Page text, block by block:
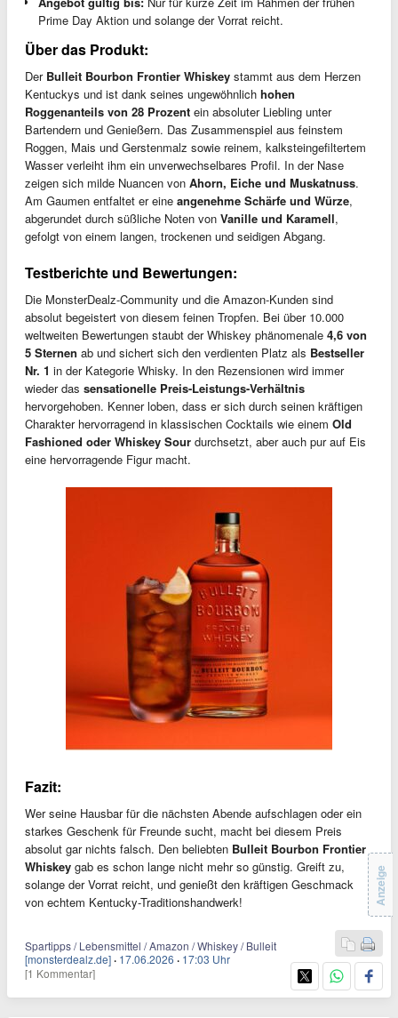
Prime Day Aktion und solange der Vorrat reicht.
Über das Produkt:
Der Bulleit Bourbon Frontier Whiskey stammt aus dem Herzen
Kentuckys und ist dank seines ungewöhnlich hohen
Roggenanteils von 28 Prozent ein absoluter Liebling unter
Bartendern und Genießern. Das Zusammenspiel aus feinstem
Roggen, Mais und Gerstenmalz sowie reinem, kalksteingefiltertem
Wasser verleiht ihm ein unverwechselbares Profil. In der Nase
zeigen sich milde Nuancen von Ahorn, Eiche und Muskatnuss.
Am Gaumen entfaltet er eine angenehme Schärfe und Würze,
abgerundet durch süßliche Noten von Vanille und Karamell,
gefolgt von einem langen, trockenen und seidigen Abgang.
Testberichte und Bewertungen:
Die MonsterDealz-Community und die Amazon-Kunden sind
absolut begeistert von diesem feinen Tropfen. Bei über 10.000
weltweiten Bewertungen staubt der Whiskey phänomenale 4,6 von
5 Sternen ab und sichert sich den verdienten Platz als Bestseller
Nr. 1 in der Kategorie Whisky. In den Rezensionen wird immer
wieder das sensationelle Preis-Leistungs-Verhältnis
hervorgehoben. Kenner loben, dass er sich durch seinen kräftigen
Charakter hervorragend in klassischen Cocktails wie einem Old
Fashioned oder Whiskey Sour durchsetzt, aber auch pur auf Eis
eine hervorragende Figur macht.
Fazit:
Wer seine Hausbar für die nächsten Abende aufschlagen oder ein
starkes Geschenk für Freunde sucht, macht bei diesem Preis
absolut gar nichts falsch. Den beliebten Bulleit Bourbon Frontier
Whiskey gab es schon lange nicht mehr so günstig. Greift zu,
solange der Vorrat reicht, und genießt den kräftigen Geschmack
von echtem Kentucky-Traditionshandwerk!
Spartipps / Lebensmittel / Amazon / Whiskey / Bulleit
[monsterdealz.de] · 17.06.2026 · 17:03 Uhr
[1 Kommentar]
Anzeige